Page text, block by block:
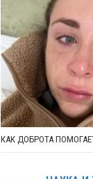
КАК ДОБРОТА